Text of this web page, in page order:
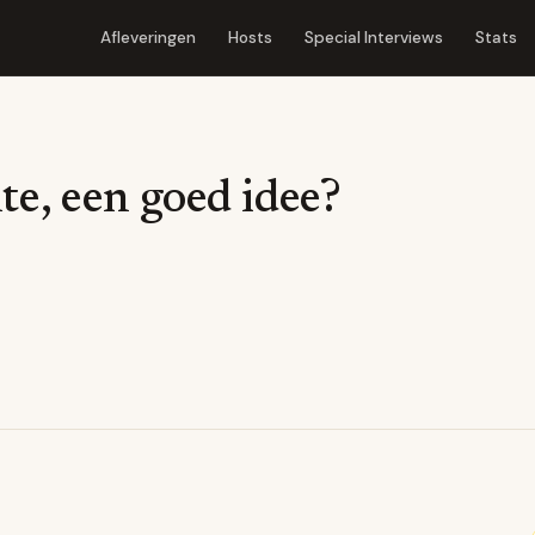
Afleveringen Hosts Special Interviews Stats
een goed idee?